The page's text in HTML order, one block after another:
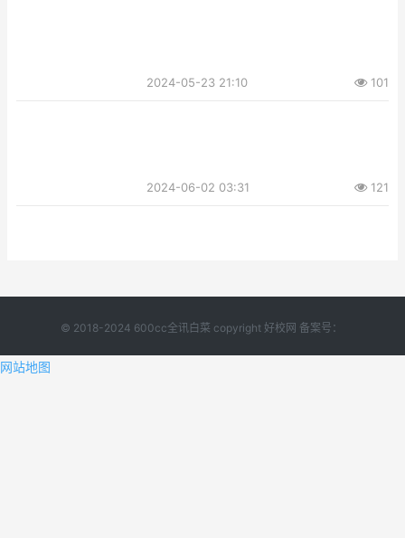
2024-05-23 21:10 101
2024-06-02 03:31 121
© 2018-2024 600cc全讯白菜 copyright 好校网 备案号：
网站地图